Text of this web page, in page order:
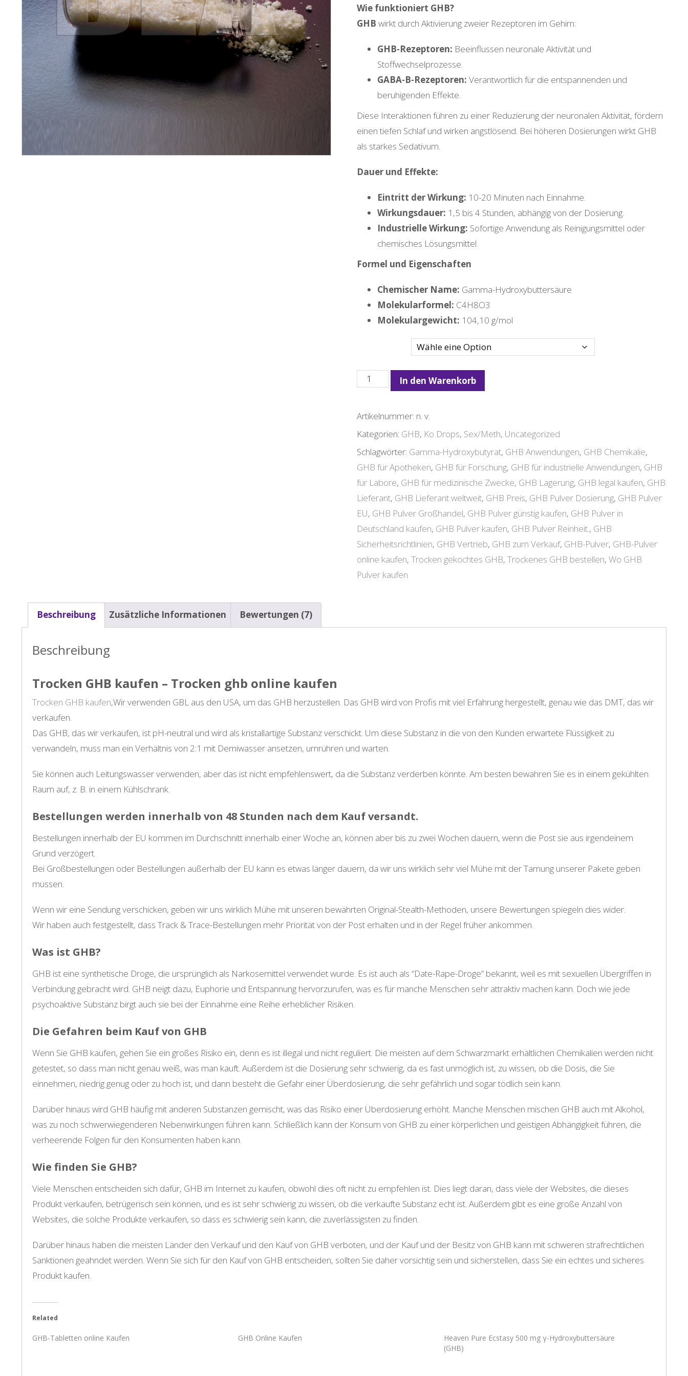
Wie funktioniert GHB?
GHB wirkt durch Aktivierung zweier Rezeptoren im Gehirn:
GHB-Rezeptoren: Beeinflussen neuronale Aktivität und
Stoffwechselprozesse.
GABA-B-Rezeptoren: Verantwortlich für die entspannenden und
beruhigenden Effekte.
Diese Interaktionen führen zu einer Reduzierung der neuronalen Aktivität, fördern
einen tiefen Schlaf und wirken angstlösend. Bei höheren Dosierungen wirkt GHB
als starkes Sedativum.
Dauer und Effekte:
Eintritt der Wirkung: 10-20 Minuten nach Einnahme.
Wirkungsdauer: 1,5 bis 4 Stunden, abhängig von der Dosierung.
Industrielle Wirkung: Sofortige Anwendung als Reinigungsmittel oder
chemisches Lösungsmittel.
Formel und Eigenschaften
Chemischer Name: Gamma-Hydroxybuttersäure
Molekularformel: C4H8O3
Molekulargewicht: 104,10 g/mol
Trocken
gekochtes
500
Gram
Online
Kaufen
Menge
In den Warenkorb
Artikelnummer: n. v.
Kategorien: GHB, Ko Drops, Sex/Meth, Uncategorized
Schlagwörter: Gamma-Hydroxybutyrat, GHB Anwendungen, GHB Chemikalie,
GHB für Apotheken, GHB für Forschung, GHB für industrielle Anwendungen, GHB
für Labore, GHB für medizinische Zwecke, GHB Lagerung, GHB legal kaufen, GHB
Lieferant, GHB Lieferant weltweit, GHB Preis, GHB Pulver Dosierung, GHB Pulver
EU, GHB Pulver Großhandel, GHB Pulver günstig kaufen, GHB Pulver in
Deutschland kaufen, GHB Pulver kaufen, GHB Pulver Reinheit., GHB
Sicherheitsrichtlinien, GHB Vertrieb, GHB zum Verkauf, GHB-Pulver, GHB-Pulver
online kaufen,Trocken gekochtes GHB,Trockenes GHB bestellen,Wo GHB
Pulver kaufen
Beschreibung Zusätzliche Informationen Bewertungen (7)
Beschreibung
Trocken GHB kaufen – Trocken ghb online kaufen
Trocken GHB kaufen,Wir verwenden GBL aus den USA, um das GHB herzustellen. Das GHB wird von Profis mit viel Erfahrung hergestellt, genau wie das DMT, das wir
verkaufen.
Das GHB, das wir verkaufen, ist pH-neutral und wird als kristallartige Substanz verschickt. Um diese Substanz in die von den Kunden erwartete Flüssigkeit zu
verwandeln, muss man ein Verhältnis von 2:1 mit Demiwasser ansetzen, umrühren und warten.
Sie können auch Leitungswasser verwenden, aber das ist nicht empfehlenswert, da die Substanz verderben könnte. Am besten bewahren Sie es in einem gekühlten
Raum auf, z. B. in einem Kühlschrank.
Bestellungen werden innerhalb von 48 Stunden nach dem Kauf versandt.
Bestellungen innerhalb der EU kommen im Durchschnitt innerhalb einer Woche an, können aber bis zu zwei Wochen dauern, wenn die Post sie aus irgendeinem
Grund verzögert.
Bei Großbestellungen oder Bestellungen außerhalb der EU kann es etwas länger dauern, da wir uns wirklich sehr viel Mühe mit der Tarnung unserer Pakete geben
müssen.
Wenn wir eine Sendung verschicken, geben wir uns wirklich Mühe mit unseren bewährten Original-Stealth-Methoden, unsere Bewertungen spiegeln dies wider.
Wir haben auch festgestellt, dass Track & Trace-Bestellungen mehr Priorität von der Post erhalten und in der Regel früher ankommen.
Was ist GHB?
GHB ist eine synthetische Droge, die ursprünglich als Narkosemittel verwendet wurde. Es ist auch als “Date-Rape-Droge” bekannt, weil es mit sexuellen Übergriffen in
Verbindung gebracht wird. GHB neigt dazu, Euphorie und Entspannung hervorzurufen, was es für manche Menschen sehr attraktiv machen kann. Doch wie jede
psychoaktive Substanz birgt auch sie bei der Einnahme eine Reihe erheblicher Risiken.
Die Gefahren beim Kauf von GHB
Wenn Sie GHB kaufen, gehen Sie ein großes Risiko ein, denn es ist illegal und nicht reguliert. Die meisten auf dem Schwarzmarkt erhältlichen Chemikalien werden nicht
getestet, so dass man nicht genau weiß, was man kauft. Außerdem ist die Dosierung sehr schwierig, da es fast unmöglich ist, zu wissen, ob die Dosis, die Sie
einnehmen, niedrig genug oder zu hoch ist, und dann besteht die Gefahr einer Überdosierung, die sehr gefährlich und sogar tödlich sein kann.
Darüber hinaus wird GHB häufig mit anderen Substanzen gemischt, was das Risiko einer Überdosierung erhöht. Manche Menschen mischen GHB auch mit Alkohol,
was zu noch schwerwiegenderen Nebenwirkungen führen kann. Schließlich kann der Konsum von GHB zu einer körperlichen und geistigen Abhängigkeit führen, die
verheerende Folgen für den Konsumenten haben kann.
Wie finden Sie GHB?
Viele Menschen entscheiden sich dafür, GHB im Internet zu kaufen, obwohl dies oft nicht zu empfehlen ist. Dies liegt daran, dass viele der Websites, die dieses
Produkt verkaufen, betrügerisch sein können, und es ist sehr schwierig zu wissen, ob die verkaufte Substanz echt ist. Außerdem gibt es eine große Anzahl von
Websites, die solche Produkte verkaufen, so dass es schwierig sein kann, die zuverlässigsten zu finden.
Darüber hinaus haben die meisten Länder den Verkauf und den Kauf von GHB verboten, und der Kauf und der Besitz von GHB kann mit schweren strafrechtlichen
Sanktionen geahndet werden. Wenn Sie sich für den Kauf von GHB entscheiden, sollten Sie daher vorsichtig sein und sicherstellen, dass Sie ein echtes und sicheres
Produkt kaufen.
Related
GHB-Tabletten online Kaufen GHB Online Kaufen
Heaven Pure Ecstasy 500 mg γ-Hydroxybuttersäure
(GHB)